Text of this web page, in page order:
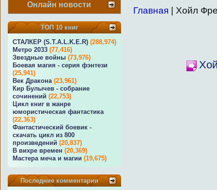
Онлайн новости
ТОП 10 книг
СТАЛКЕР (S.T.A.L.K.E.R) (288,974)
Метро 2033 (77,416)
Звездные войны (73,976)
Боевая магия - серия фэнтези
(25,941)
Век Дракона (23,961)
Кир Булычев - собрание
сочинений (22,753)
Цикл книг в жанре
юмористическая фантастика
(22,363)
Фантастический боевик -
скачать цикл из 800
произведений (20,837)
В вихре времен (20,369)
Мастера меча и магии (19,675)
Последние комментарии
Главная | Хойл